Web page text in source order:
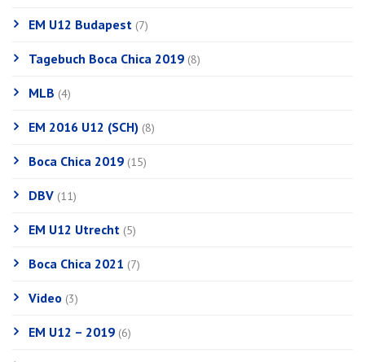
EM U12 Budapest (7)
Tagebuch Boca Chica 2019 (8)
MLB (4)
EM 2016 U12 (SCH) (8)
Boca Chica 2019 (15)
DBV (11)
EM U12 Utrecht (5)
Boca Chica 2021 (7)
Video (3)
EM U12 – 2019 (6)